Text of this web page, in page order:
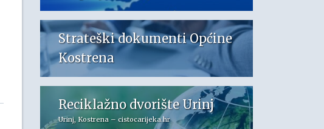
Strateški dokumenti Općine
Kostrena
Reciklažno dvorište Urinj
Urinj, Kostrena – cistocarijeka.hr